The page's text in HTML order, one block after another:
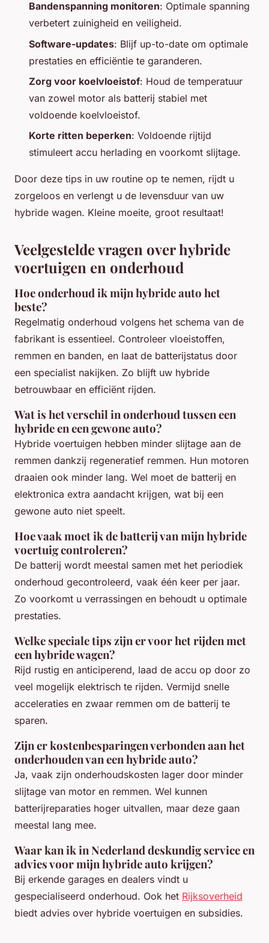
Bandenspanning monitoren: Optimale spanning
verbetert zuinigheid en veiligheid.
Software-updates: Blijf up-to-date om optimale
prestaties en efficiëntie te garanderen.
Zorg voor koelvloeistof: Houd de temperatuur
van zowel motor als batterij stabiel met
voldoende koelvloeistof.
Korte ritten beperken: Voldoende rijtijd
stimuleert accu herlading en voorkomt slijtage.
Door deze tips in uw routine op te nemen, rijdt u
zorgeloos en verlengt u de levensduur van uw
hybride wagen. Kleine moeite, groot resultaat!
Veelgestelde vragen over hybride
voertuigen en onderhoud
Hoe onderhoud ik mijn hybride auto het
beste?
Regelmatig onderhoud volgens het schema van de
fabrikant is essentieel. Controleer vloeistoffen,
remmen en banden, en laat de batterijstatus door
een specialist nakijken. Zo blijft uw hybride
betrouwbaar en efficiënt rijden.
Wat is het verschil in onderhoud tussen een
hybride en een gewone auto?
Hybride voertuigen hebben minder slijtage aan de
remmen dankzij regeneratief remmen. Hun motoren
draaien ook minder lang. Wel moet de batterij en
elektronica extra aandacht krijgen, wat bij een
gewone auto niet speelt.
Hoe vaak moet ik de batterij van mijn hybride
voertuig controleren?
De batterij wordt meestal samen met het periodiek
onderhoud gecontroleerd, vaak één keer per jaar.
Zo voorkomt u verrassingen en behoudt u optimale
prestaties.
Welke speciale tips zijn er voor het rijden met
een hybride wagen?
Rijd rustig en anticiperend, laad de accu op door zo
veel mogelijk elektrisch te rijden. Vermijd snelle
acceleraties en zwaar remmen om de batterij te
sparen.
Zijn er kostenbesparingen verbonden aan het
onderhouden van een hybride auto?
Ja, vaak zijn onderhoudskosten lager door minder
slijtage van motor en remmen. Wel kunnen
batterijreparaties hoger uitvallen, maar deze gaan
meestal lang mee.
Waar kan ik in Nederland deskundig service en
advies voor mijn hybride auto krijgen?
Bij erkende garages en dealers vindt u
gespecialiseerd onderhoud. Ook het Rijksoverheid
biedt advies over hybride voertuigen en subsidies.